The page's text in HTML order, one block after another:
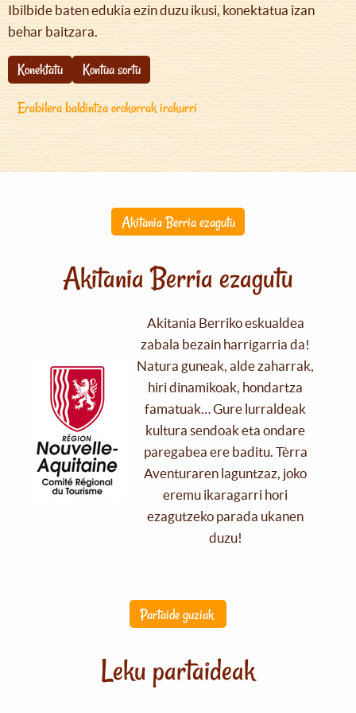
Ibilbide baten edukia ezin duzu ikusi, konektatua izan
behar baitzara.
Konektatu
Kontua sortu
Erabilera baldintza orokorrak irakurri
Akitania Berria ezagutu
Akitania Berria ezagutu
Akitania Berriko eskualdea
zabala bezain harrigarria da!
Natura guneak, alde zaharrak,
hiri dinamikoak, hondartza
famatuak… Gure lurraldeak
kultura sendoak eta ondare
paregabea ere baditu. Tèrra
Aventuraren laguntzaz, joko
eremu ikaragarri hori
ezagutzeko parada ukanen
duzu!
Partaide guziak
Leku partaideak